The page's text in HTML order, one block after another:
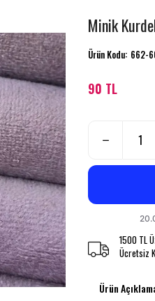
Minik
Ürün Kodu: 662-
90 TL
1500 TL
Ücretsiz
Ürün